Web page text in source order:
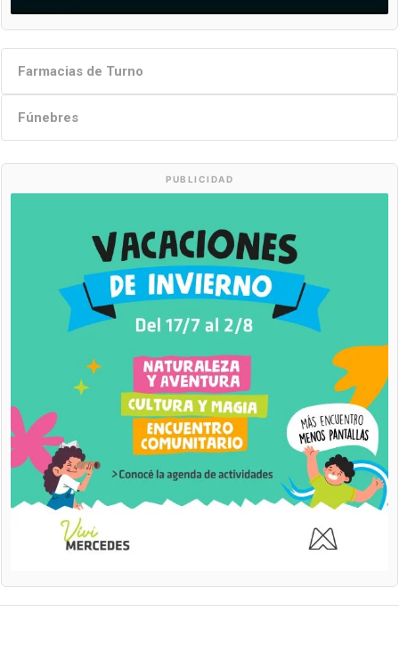
Farmacias de Turno
Fúnebres
PUBLICIDAD